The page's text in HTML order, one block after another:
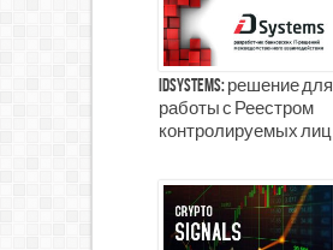
iDSystems: решение для
работы с Реестром
контролируемых лиц